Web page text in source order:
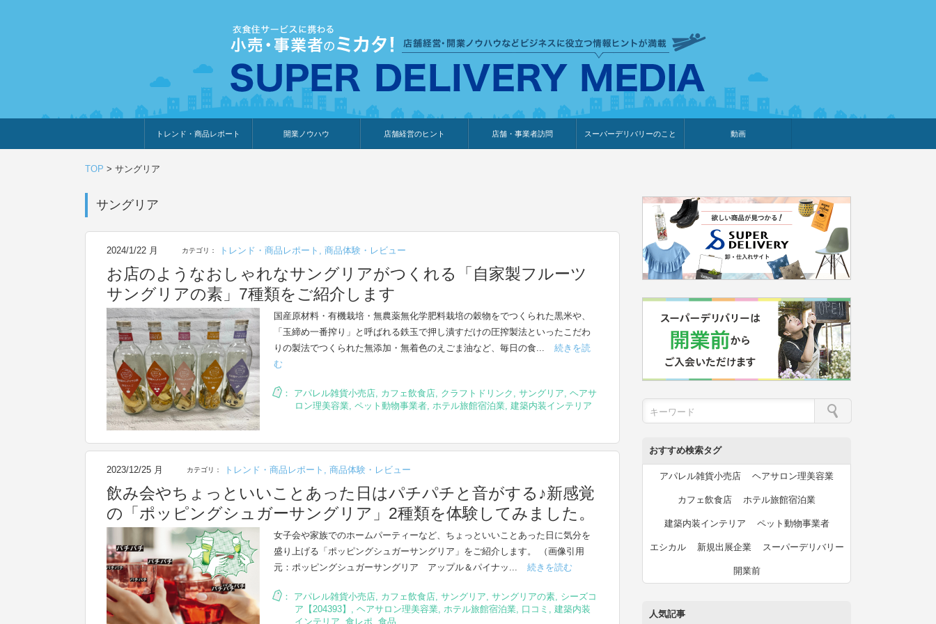
トレンド・商品レポート 開業ノウハウ 店舗経営のヒント 店舗・事業者訪問 スーパーデリバリーのこと 動画
TOP > サングリア
サングリア
2024/1/22 月 カテゴリ： トレンド・商品レポート , 商品体験・レビュー
お店のようなおしゃれなサングリアがつくれる「自家製フルーツ
サングリアの素」7種類をご紹介します
国産原材料・有機栽培・無農薬無化学肥料栽培の穀物をでつくられた黒米や、
「玉締め一番搾り」と呼ばれる鉄玉で押し潰すだけの圧搾製法といったこだわ
りの製法でつくられた無添加・無着色のえごま油など、毎日の食...
続きを読
む
： アパレル雑貨小売店, カフェ飲食店, クラフトドリンク , サングリア, ヘアサ
ロン理美容業, ペット動物事業者, ホテル旅館宿泊業, 建築内装インテリア
2023/12/25 月 カテゴリ： トレンド・商品レポート , 商品体験・レビュー
飲み会やちょっといいことあった日はパチパチと音がする♪新感覚
の「ポッピングシュガーサングリア」2種類を体験してみました。
女子会や家族でのホームパーティーなど、ちょっといいことあった日に気分を
盛り上げる「ポッピングシュガーサングリア」をご紹介します。 （画像引用
元：ポッピングシュガーサングリア アップル＆パイナッ...
続きを読む
： アパレル雑貨小売店, カフェ飲食店, サングリア, サングリアの素, シーズコ
ア【204393】 , ヘアサロン理美容業, ホテル旅館宿泊業, 口コミ , 建築内装
インテリア 食レポ 食品
おすすめ検索タグ
アパレル雑貨小売店 ヘアサロン理美容業
カフェ飲食店 ホテル旅館宿泊業
建築内装インテリア ペット動物事業者
エシカル 新規出展企業 スーパーデリバリー
開業前
人気記事